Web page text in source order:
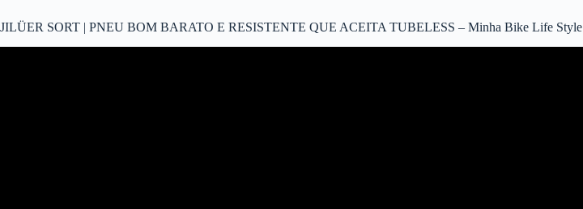
JILÜER SORT | PNEU BOM BARATO E RESISTENTE QUE ACEITA TUBELESS – Minha Bike Life Style